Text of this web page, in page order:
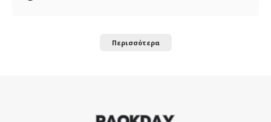
Περισσότερα